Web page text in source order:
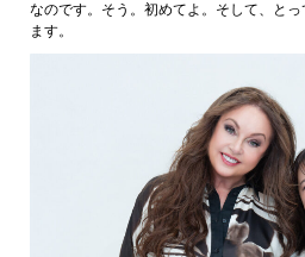
なのです。そう。初めてよ。そして、と
ます。